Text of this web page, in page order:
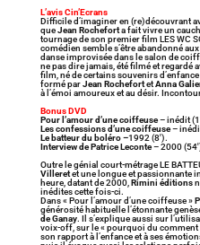
L’avis Cin’Ecrans
Difficile d’imaginer en (re)découvrant
queJean Rocheforta fait vivre un
tournage de son premier film LES WC
comédien semble s’être abandonné
danse improvisée dans le salon de
ne pas dire jamais, été filmé et regardé
film, né de certains souvenirs
formé parJean RochefortetAnna
à l’émoi amoureux et au désir.
Bonus DVD
Pour l’amour d’une coiffeuse– inédit
Les confessions d’une coiffeuse–
Le batteur du boléro –1992 (8′).
Interview de Patrice Leconte– 2000
Outre le génial court-métrage LE
Villeretet une longue et passionnante
heure, datant de 2000, Rimini éditions
inédites cette fois-ci.
Dans « Pour l’amour d’une coiffeuse »
générosité habituelle l’étonnante
de Ganay. Il s’explique aussi sur
voix-off, sur le « pourquoi du
son rapport à l’enfance et à ses